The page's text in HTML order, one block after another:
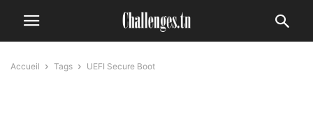
Accueil Tags UEFI Secure Boot